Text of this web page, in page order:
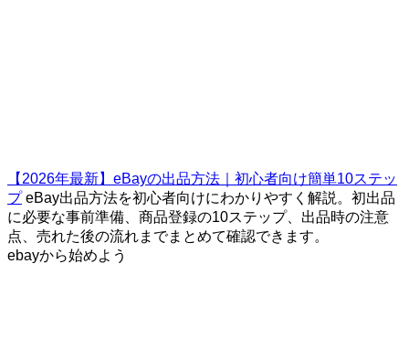
【2026年最新】eBayの出品方法｜初心者向け簡単10ステッ
プ eBay出品方法を初心者向けにわかりやすく解説。初出品
に必要な事前準備、商品登録の10ステップ、出品時の注意
点、売れた後の流れまでまとめて確認できます。
ebayから始めよう